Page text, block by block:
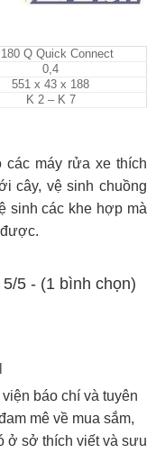
Q Quick Connect
0,4
551 x 43 x 188
K 2 – K 7
các máy rửa xe thích
cây, vệ sinh chuồng
sinh các khe hợp mà
5/5 - (1 bình chọn)
báo chí và tuyên
mê về mua sắm,
ở sở thích viết và sưu